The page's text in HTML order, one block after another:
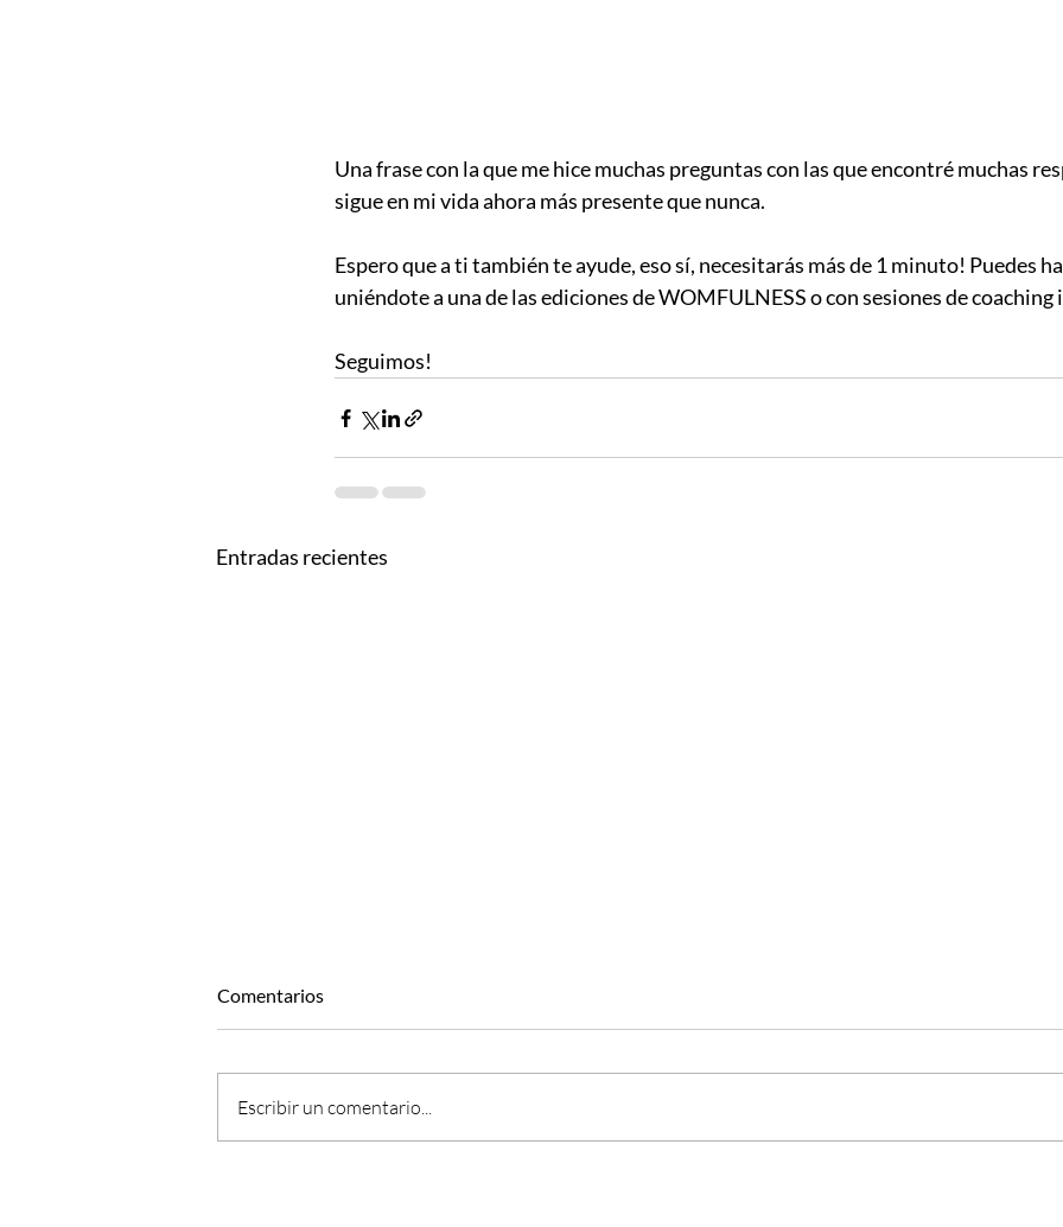
Una frase con la que me hice muchas preguntas con las que encontré muchas
sigue en mi vida ahora más presente que nunca.
Espero que a ti también te ayude, eso sí, necesitarás más de 1 minuto! Puedes
uniéndote a una de las ediciones de WOMFULNESS o con sesiones de
Seguimos!
Entradas recientes
Comentarios
Escribir un comentario...